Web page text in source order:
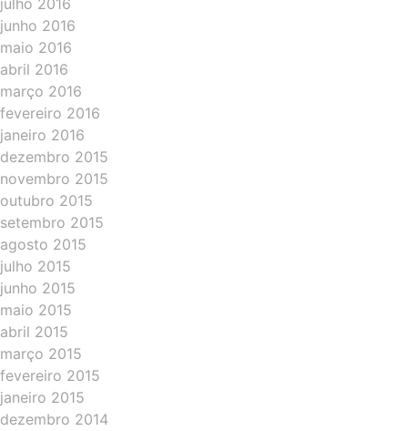
julho 2016
junho 2016
maio 2016
abril 2016
março 2016
fevereiro 2016
janeiro 2016
dezembro 2015
novembro 2015
outubro 2015
setembro 2015
agosto 2015
julho 2015
junho 2015
maio 2015
abril 2015
março 2015
fevereiro 2015
janeiro 2015
dezembro 2014